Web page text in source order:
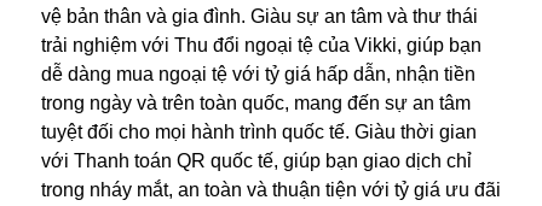
vệ bản thân và gia đình. Giàu sự an tâm và thư thái
trải nghiệm với Thu đổi ngoại tệ của Vikki, giúp bạn
dễ dàng mua ngoại tệ với tỷ giá hấp dẫn, nhận tiền
trong ngày và trên toàn quốc, mang đến sự an tâm
tuyệt đối cho mọi hành trình quốc tế. Giàu thời gian
với Thanh toán QR quốc tế, giúp bạn giao dịch chỉ
trong nháy mắt, an toàn và thuận tiện với tỷ giá ưu đãi